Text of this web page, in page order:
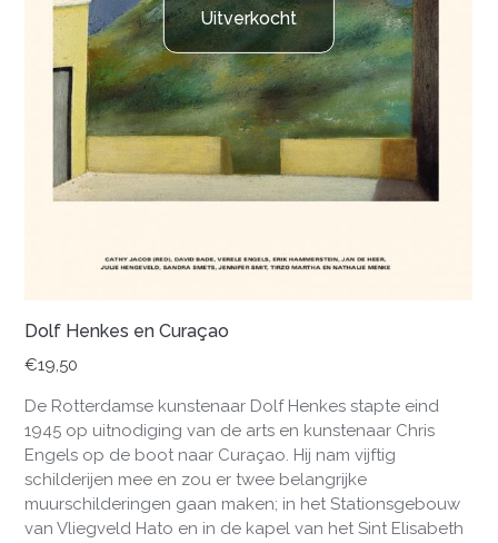
Uitverkocht
Dolf Henkes en Curaçao
€19,50
De Rotterdamse kunstenaar Dolf Henkes stapte eind
1945 op uitnodiging van de arts en kunstenaar Chris
Engels op de boot naar Curaçao. Hij nam vijftig
schilderijen mee en zou er twee belangrijke
muurschilderingen gaan maken; in het Stationsgebouw
van Vliegveld Hato en in de kapel van het Sint Elisabeth